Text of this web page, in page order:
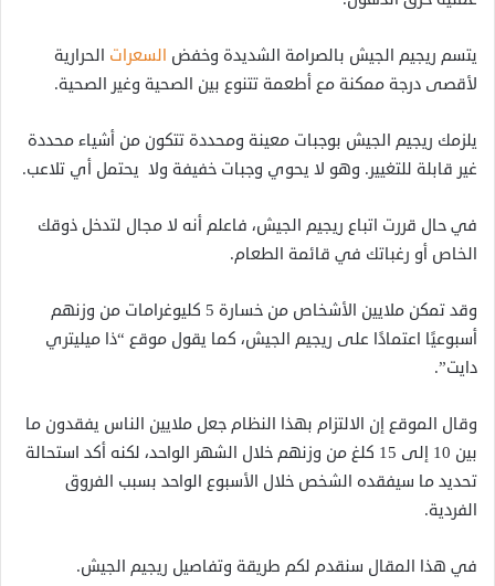
يتسم ريجيم الجيش بالصرامة الشديدة وخفض السعرات الحرارية
لأقصى درجة ممكنة مع أطعمة تتنوع بين الصحية وغير الصحية.
يلزمك ريجيم الجيش بوجبات معينة ومحددة تتكون من أشياء محددة
غير قابلة للتغيير. وهو لا يحوي وجبات خفيفة ولا يحتمل أي تلاعب.
في حال قررت اتباع ريجيم الجيش، فاعلم أنه لا مجال لتدخل ذوقك
الخاص أو رغباتك في قائمة الطعام.
وقد تمكن ملايين الأشخاص من خسارة 5 كليوغرامات من وزنهم
أسبوعيًا اعتمادًا على ريجيم الجيش، كما يقول موقع “ذا ميليتري
دايت”.
وقال الموقع إن الالتزام بهذا النظام جعل ملايين الناس يفقدون ما
بين 10 إلى 15 كلغ من وزنهم خلال الشهر الواحد، لكنه أكد استحالة
تحديد ما سيفقده الشخص خلال الأسبوع الواحد بسبب الفروق
الفردية.
في هذا المقال سنقدم لكم طريقة وتفاصيل ريجيم الجيش.